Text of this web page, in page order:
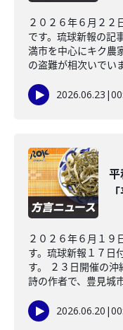
２０２６年６月２
です。琉球新報の記
満市を中心にキク農
の盗難が相次いでい
2026.06.23 |
２０２６年６月１９
す。琉球新報１７日
す。 ２３日開催の
詩の作者で、豊見城
2026.06.20 |